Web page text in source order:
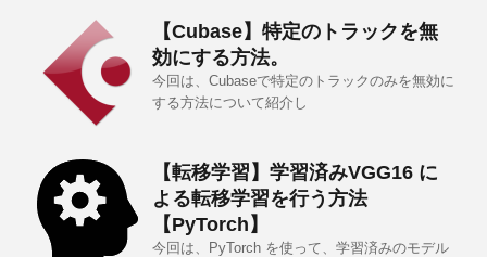
【Cubase】特定のトラックを無
効にする方法。
今回は、Cubaseで特定のトラックのみを無効に
する方法について紹介し
【転移学習】学習済みVGG16 に
よる転移学習を行う方法
【PyTorch】
今回は、PyTorch を使って、学習済みのモデル